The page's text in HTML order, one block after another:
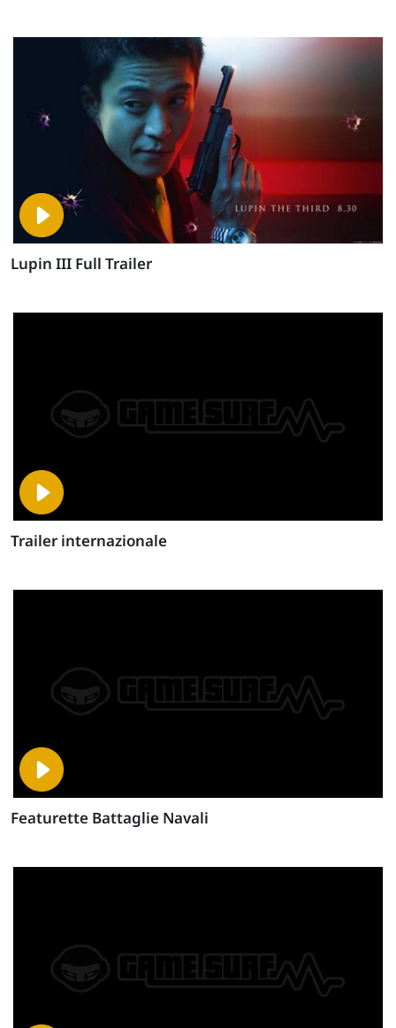
Lupin III Full Trailer
Trailer internazionale
Featurette Battaglie Navali